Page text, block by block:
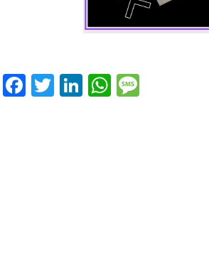
Facebook
Twitter
LinkedIn
WhatsApp